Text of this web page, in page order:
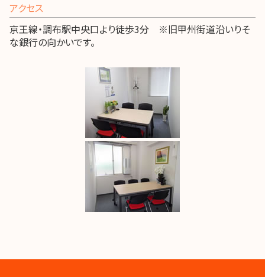
アクセス
京王線・調布駅中央口より徒歩3分 ※旧甲州街道沿いりそ
な銀行の向かいです。